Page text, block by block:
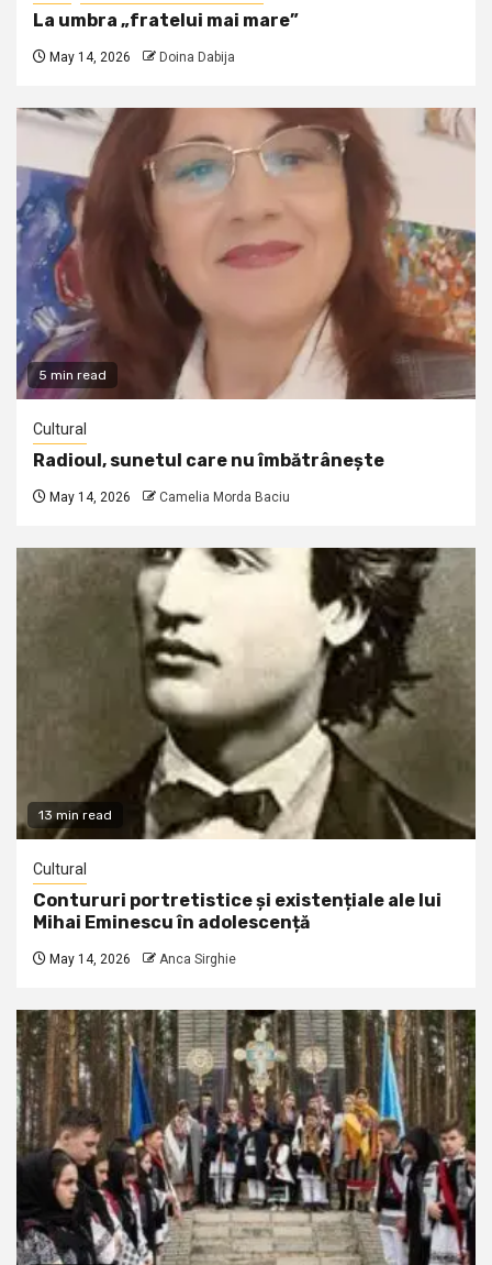
La umbra „fratelui mai mare”
May 14, 2026 Doina Dabija
5 min read
Cultural
Radioul, sunetul care nu îmbătrânește
May 14, 2026 Camelia Morda Baciu
13 min read
Cultural
Contururi portretistice și existențiale ale lui
Mihai Eminescu în adolescență
May 14, 2026 Anca Sirghie